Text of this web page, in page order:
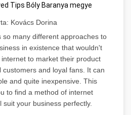
Tips Bóly Baranya megye
Kovács Dorina
so many different approaches to
in existence that wouldn't
to market their product
and loyal fans. It can
and quite inexpensive. This
to find a method of internet
suit your business perfectly.